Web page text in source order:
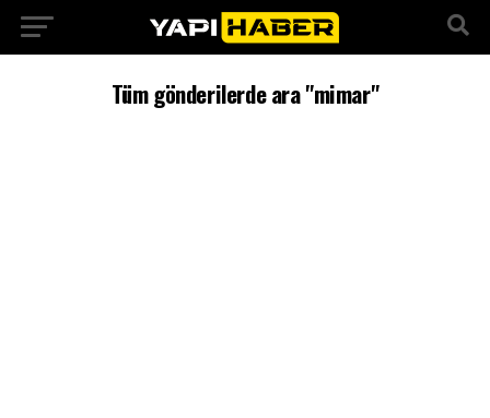
Tüm gönderilerde ara "mimar"